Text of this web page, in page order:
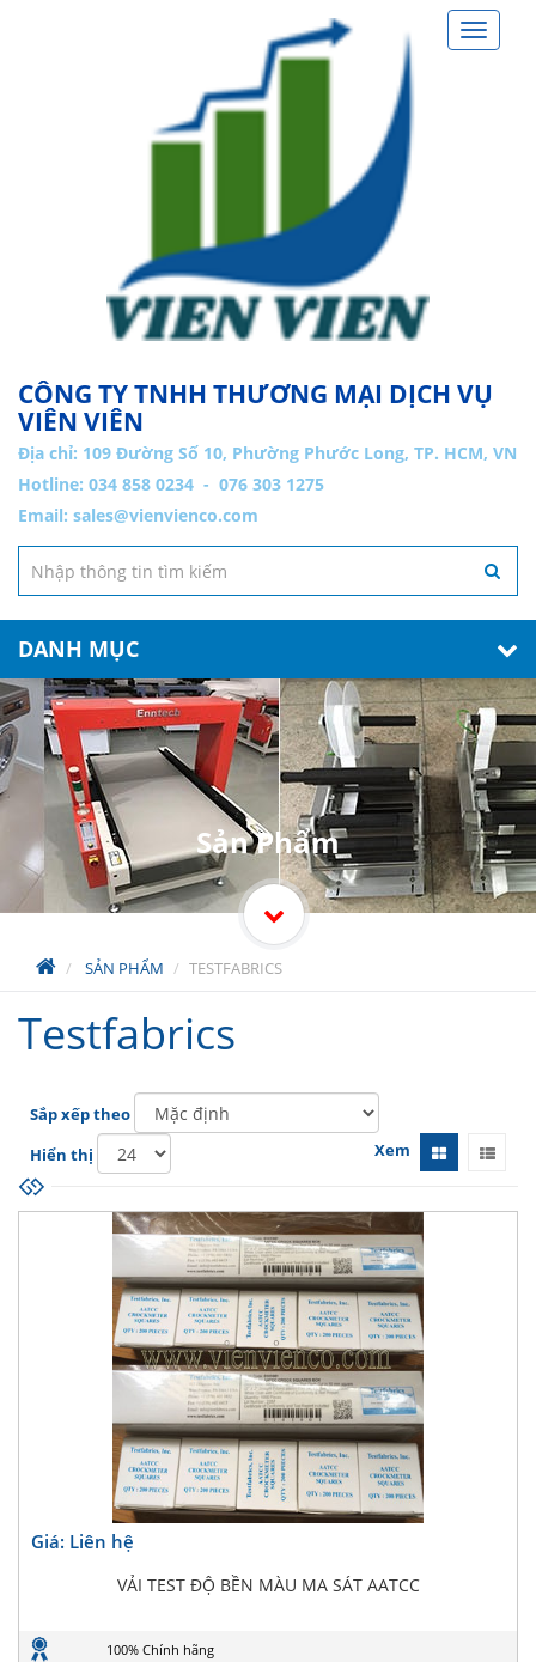
Toggle
CÔNG TY TNHH THƯƠNG MẠI DỊCH VỤ
VIÊN VIÊN
Địa chỉ: 109 Đường Số 10, Phường Phước Long, TP. HCM, VN
Hotline: 034 858 0234 - 076 303 1275
Email: sales@vienvienco.com
DANH MỤC
SẢN PHẨM TESTFABRICS
Sản Phẩm
Testfabrics
Sắp xếp theo
Hiển thị
Xem
Giá: Liên hệ
VẢI TEST ĐỘ BỀN MÀU MA SÁT AATCC
100% Chính hãng